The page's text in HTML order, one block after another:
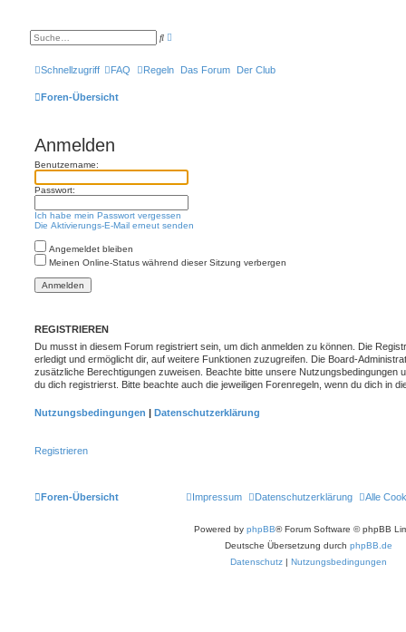
S
h
e i
e
Schnellzugriff FAQ Regeln Das Forum Der Club
Foren-Übersicht
Anmelden
Benutzername:
Passwort:
Ich habe mein Passwort vergessen
Die Aktivierungs-E-Mail erneut senden
Angemeldet bleiben
Meinen Online-Status während dieser Sitzung verbergen
REGISTRIEREN
Du musst in diesem Forum registriert sein, um dich anmelden zu können. Die
erledigt und ermöglicht dir, auf weitere Funktionen zuzugreifen. Die Board-
zusätzliche Berechtigungen zuweisen. Beachte bitte unsere Nutzungsbedingungen
du dich registrierst. Bitte beachte auch die jeweiligen Forenregeln, wenn du dich in
Nutzungsbedingungen | Datenschutzerklärung
Registrieren
Foren-Übersicht Alle
Datenschutzerklärung
Impressum
Powered by phpBB® Forum Software © phpBB
Deutsche Übersetzung durch phpBB.de
Datenschutz | Nutzungsbedingungen